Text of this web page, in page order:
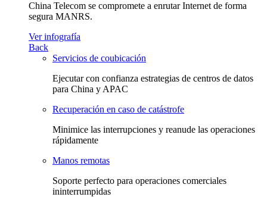
China Telecom se compromete a enrutar Internet de forma
segura MANRS.
Ver infografía
Back
Servicios de coubicación
Ejecutar con confianza estrategias de centros de datos
para China y APAC
Recuperación en caso de catástrofe
Minimice las interrupciones y reanude las operaciones
rápidamente
Manos remotas
Soporte perfecto para operaciones comerciales
ininterrumpidas